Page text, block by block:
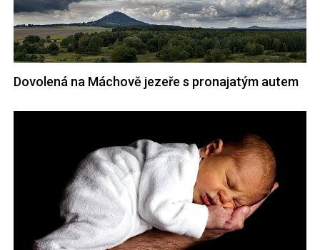
Dovolená na Máchově jezeře s pronajatým autem